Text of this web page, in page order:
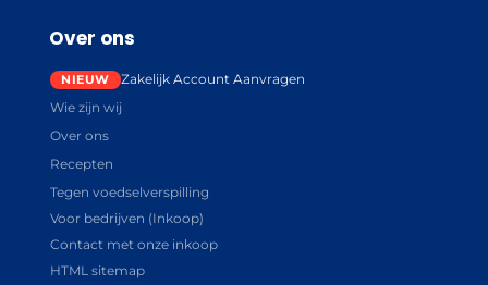
Over ons
Zakelijk Account Aanvragen
Wie zijn wij
Over ons
Recepten
Tegen voedselverspilling
Voor bedrijven (Inkoop)
Contact met onze inkoop
HTML sitemap